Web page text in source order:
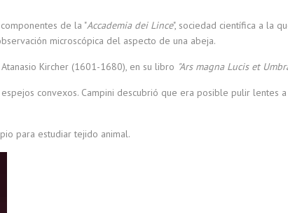
de la "Accademia dei Lince", sociedad científica a la
microscópica del aspecto de una abeja.
Kircher (1601-1680), en su libro "Ars magna Lucis et
convexos. Campini descubrió que era posible pulir lentes a
para estudiar tejido animal.